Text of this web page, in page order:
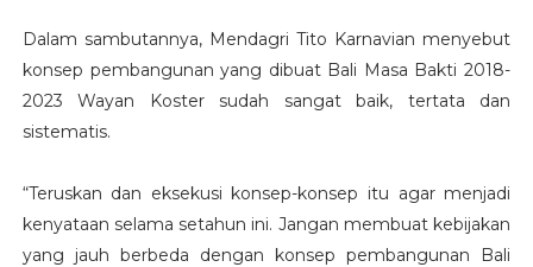
Dalam sambutannya, Mendagri Tito Karnavian menyebut
konsep pembangunan yang dibuat Bali Masa Bakti 2018-
2023 Wayan Koster sudah sangat baik, tertata dan
sistematis.
“Teruskan dan eksekusi konsep-konsep itu agar menjadi
kenyataan selama setahun ini. Jangan membuat kebijakan
yang jauh berbeda dengan konsep pembangunan Bali